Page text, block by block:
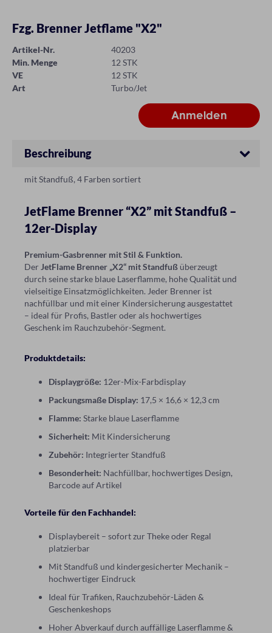
Fzg. Brenner Jetflame "X2"
Artikel-Nr.
40203
Min. Menge
12 STK
VE
12 STK
Art
Turbo/Jet
Beschreibung
mit Standfuß, 4 Farben sortiert
JetFlame Brenner “X2” mit Standfuß –
12er-Display
Premium-Gasbrenner mit Stil & Funktion.
Der JetFlame Brenner „X2“ mit Standfuß überzeugt
durch seine starke blaue Laserflamme, hohe Qualität und
vielseitige Einsatzmöglichkeiten. Jeder Brenner ist
nachfüllbar und mit einer Kindersicherung ausgestattet
– ideal für Profis, Bastler oder als hochwertiges
Geschenk im Rauchzubehör-Segment.
Produktdetails:
Displaygröße: 12er-Mix-Farbdisplay
Packungsmaße Display: 17,5 × 16,6 × 12,3 cm
Flamme: Starke blaue Laserflamme
Sicherheit: Mit Kindersicherung
Zubehör: Integrierter Standfuß
Besonderheit: Nachfüllbar, hochwertiges Design,
Barcode auf Artikel
Vorteile für den Fachhandel:
Displaybereit – sofort zur Theke oder Regal
platzierbar
Mit Standfuß und kindergesicherter Mechanik –
hochwertiger Eindruck
Ideal für Trafiken, Rauchzubehör-Läden &
Geschenkeshops
Hoher Abverkauf durch auffällige Laserflamme &